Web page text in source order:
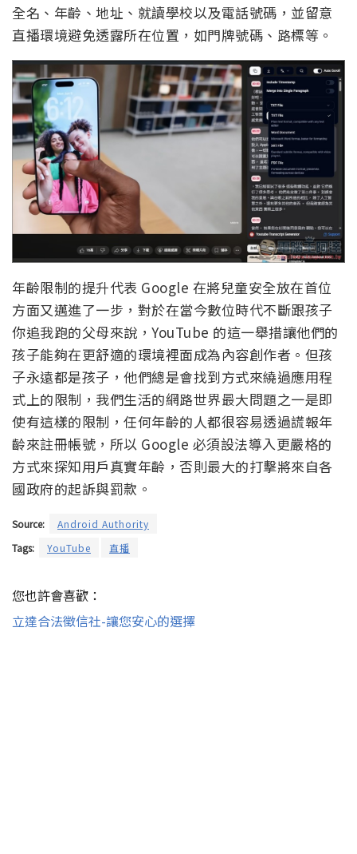
全名、年齡、地址、就讀學校以及電話號碼，並留意
直播環境避免透露所在位置，如門牌號碼、路標等。
年齡限制的提升代表 Google 在將兒童安全放在首位
方面又邁進了一步，對於在當今數位時代不斷跟孩子
你追我跑的父母來說，YouTube 的這一舉措讓他們的
孩子能夠在更舒適的環境裡面成為內容創作者。但孩
子永遠都是孩子，他們總是會找到方式來繞過應用程
式上的限制，我們生活的網路世界最大問題之一是即
使有這樣的限制，任何年齡的人都很容易透過謊報年
齡來註冊帳號，所以 Google 必須設法導入更嚴格的
方式來探知用戶真實年齡，否則最大的打擊將來自各
國政府的起訴與罰款。
Source:
Android Authority
Tags:
YouTube 直播
您也許會喜歡：
立達合法徵信社-讓您安心的選擇